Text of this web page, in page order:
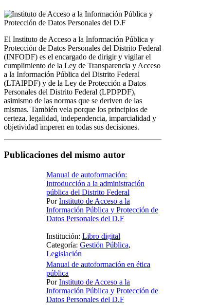
El Instituto de Acceso a la Información Pública y
Protección de Datos Personales del Distrito Federal
(INFODF) es el encargado de dirigir y vigilar el
cumplimiento de la Ley de Transparencia y Acceso
a la Información Pública del Distrito Federal
(LTAIPDF) y de la Ley de Protección a Datos
Personales del Distrito Federal (LPDPDF),
asimismo de las normas que se deriven de las
mismas. También vela porque los principios de
certeza, legalidad, independencia, imparcialidad y
objetividad imperen en todas sus decisiones.
Publicaciones del mismo autor
Manual de autoformación:
Introducción a la administración
pública del Distrito Federal
PorInstituto de Acceso a la
Información Pública y Protección de
Datos Personales del D.F
Institución: Libro digital
Categoría: Gestión Pública,
Legislación
Manual de autoformación en ética
pública
PorInstituto de Acceso a la
Información Pública y Protección de
Datos Personales del D.F